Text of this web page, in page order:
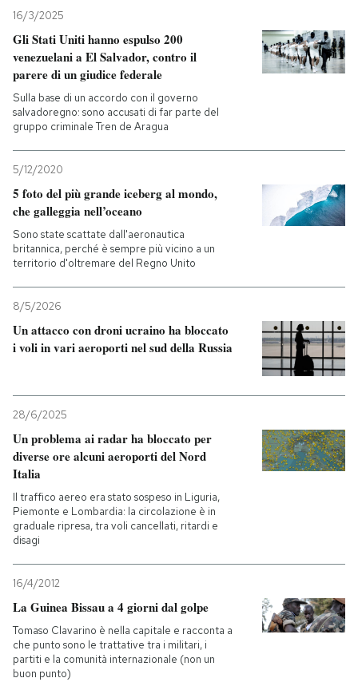
16/3/2025
Gli Stati Uniti hanno espulso 200
venezuelani a El Salvador, contro il
parere di un giudice federale
Sulla base di un accordo con il governo
salvadoregno: sono accusati di far parte del
gruppo criminale Tren de Aragua
5/12/2020
5 foto del più grande iceberg al mondo,
che galleggia nell’oceano
Sono state scattate dall'aeronautica
britannica, perché è sempre più vicino a un
territorio d'oltremare del Regno Unito
8/5/2026
Un attacco con droni ucraino ha bloccato
i voli in vari aeroporti nel sud della Russia
28/6/2025
Un problema ai radar ha bloccato per
diverse ore alcuni aeroporti del Nord
Italia
Il traffico aereo era stato sospeso in Liguria,
Piemonte e Lombardia: la circolazione è in
graduale ripresa, tra voli cancellati, ritardi e
disagi
16/4/2012
La Guinea Bissau a 4 giorni dal golpe
Tomaso Clavarino è nella capitale e racconta a
che punto sono le trattative tra i militari, i
partiti e la comunità internazionale (non un
buon punto)